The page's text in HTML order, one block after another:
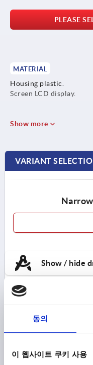
동의
이 웹사이트 쿠키 사용
PLEASE
MATERIAL
Housing plastic.
Screen LCD display.
Show more
VARIANT
Show / hide
K1905